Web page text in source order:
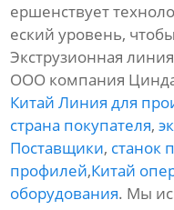
ершенствует
еский уровень,
Экструзионная
ООО компания
Китай Линия для
страна покупателя,
Поставщики, станок
профилей,Китай
оборудования. Мы